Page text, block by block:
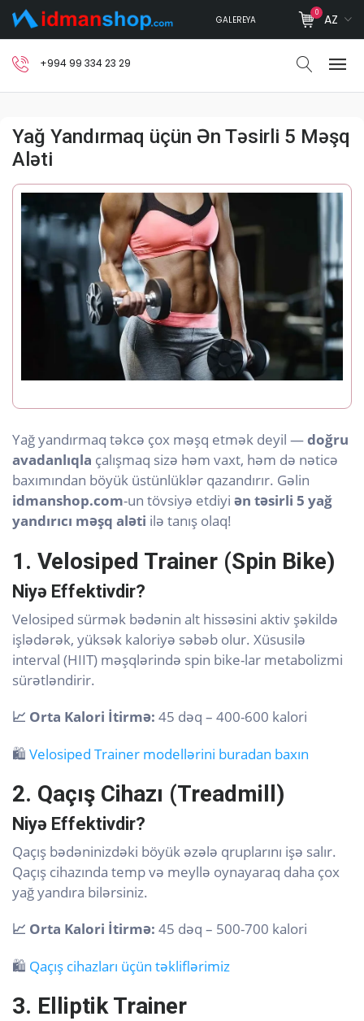
GALEREYA
0 AZ
+994 99 334 23 29
Yağ Yandırmaq üçün Ən Təsirli 5 Məşq
Aləti
Yağ yandırmaq təkcə çox məşq etmək deyil —doğru
avadanlıqla çalışmaq sizə həm vaxt, həm də nəticə
baxımından böyük üstünlüklər qazandırır. Gəlin
idmanshop.com-un tövsiyə etdiyi ən təsirli 5 yağ
yandırıcı məşq aləti ilə tanış olaq!
1. Velosiped Trainer (Spin Bike)
Niyə Effektivdir?
Velosiped sürmək bədənin alt hissəsini aktiv şəkildə
işlədərək, yüksək kaloriyə səbəb olur. Xüsusilə
interval (HIIT) məşqlərində spin bike-lar metabolizmi
sürətləndirir.
📈 Orta Kalori İtirmə: 45 dəq – 400-600 kalori
🛍️ Velosiped Trainer modellərini buradan baxın
2. Qaçış Cihazı (Treadmill)
Niyə Effektivdir?
Qaçış bədəninizdəki böyük əzələ qruplarını işə salır.
Qaçış cihazında temp və meyllə oynayaraq daha çox
yağ yandıra bilərsiniz.
📈 Orta Kalori İtirmə: 45 dəq – 500-700 kalori
🛍️ Qaçış cihazları üçün təkliflərimiz
3. Elliptik Trainer